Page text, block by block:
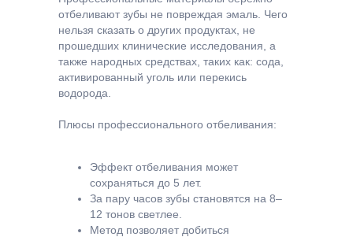
отбеливают зубы не повреждая эмаль. Чего
нельзя сказать о других продуктах, не
прошедших клинические исследования, а
также народных средствах, таких как: сода,
активированный уголь или перекись
водорода.
Плюсы профессионального отбеливания:
Эффект отбеливания может
сохраняться до 5 лет.
За пару часов зубы становятся на 8–
12 тонов светлее.
Метод позволяет добиться